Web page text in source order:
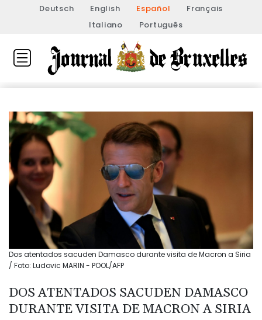
Deutsch English Español
Français
Italiano
Português
Dos atentados sacuden Damasco durante visita de Macron a Siria
/ Foto: Ludovic MARIN - POOL/AFP
DOS ATENTADOS SACUDEN DAMASCO
DURANTE VISITA DE MACRON A SIRIA